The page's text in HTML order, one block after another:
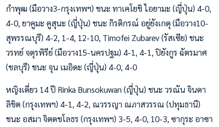
กำพุฒ (มือวาง3-กรุงเทพฯ) ชนะ ทาเคโยชิ ไอยามะ (ญี่ปุ่น) 4-0,
4-0, ยาคูมะ คูสุนะ (ญี่ปุ่น) ชนะ กิรติกรณ์ อยู่ยังเกตุ (มือวาง10-
สุพรรณบุรี) 4-2, 1-4, 12-10, Timofei Zubarev (รัสเซีย) ชนะ
วรทย์ จตุรพิรีย์ (มือวาง15-นครปฐม) 4-1, 4-1, ปิยังกูร ฉัตรมาศ
(ชลบุรี) ชนะ จุน เมอิดะ (ญี่ปุ่น) 4-0, 4-0
หญิงเดี่ยว 14 ปี Rinka Bunsokuwan (ญี่ปุ่น) ชนะ วรณัน จินดา
ลิขิต (กรุงเทพฯ) 4-1, 4-2, ณวรรญา ณภาสวรรณ (ปทุมธานี)
ชนะ อสมา จิตตชโลธร (กรุงเทพฯ) 3-5, 4-0, 10-3, ซากุระ อาซา